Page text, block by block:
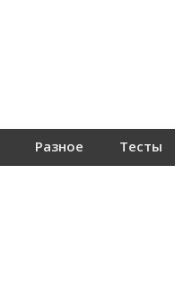
Разное Тесты